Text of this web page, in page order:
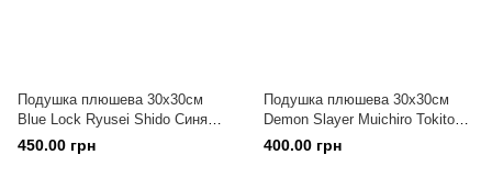
Подушка плюшева 30х30см
Blue Lock Ryusei Shido Синя
в'язниця Рюсей Шидо
450.00 грн
Подушка плюшева 30х30см
Demon Slayer Muichiro Tokito
Клинок, що знищує демонів
Муічіро Токіто
400.00 грн